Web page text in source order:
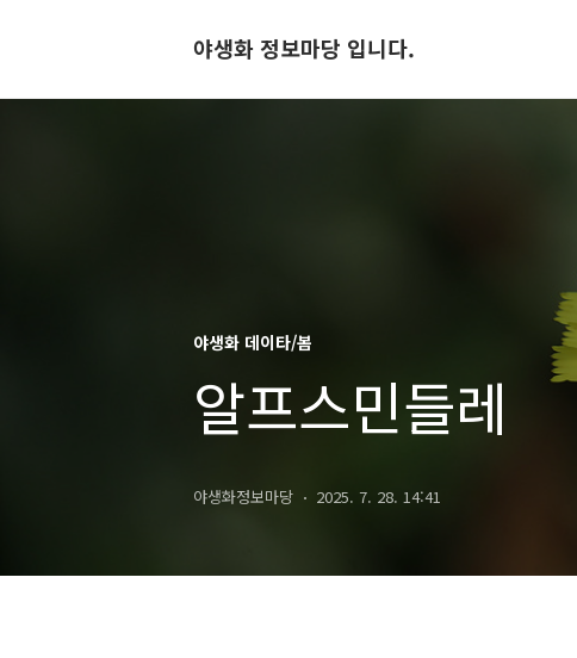
야생화 정보마당 입니다.
야생화 데이타/봄
알프스민들레
야생화정보마당 2025. 7. 28. 14:41